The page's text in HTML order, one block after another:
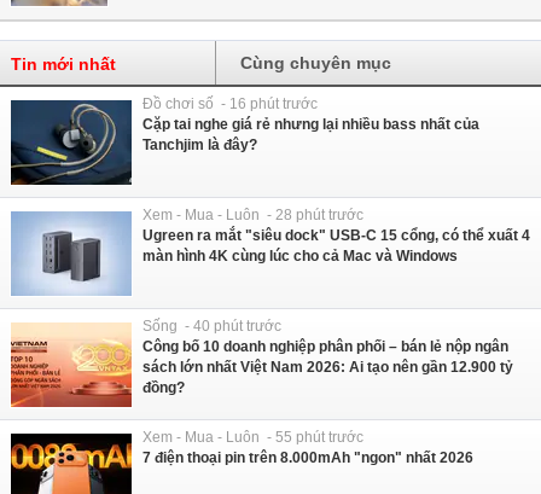
Tin mới nhất Cùng chuyên mục
Đồ chơi số - 16 phút trước
Cặp tai nghe giá rẻ nhưng lại nhiều bass nhất của
Tanchjim là đây?
Xem - Mua - Luôn - 28 phút trước
Ugreen ra mắt "siêu dock" USB-C 15 cổng, có thể xuất 4
màn hình 4K cùng lúc cho cả Mac và Windows
Sống - 40 phút trước
Công bố 10 doanh nghiệp phân phối – bán lẻ nộp ngân
sách lớn nhất Việt Nam 2026: Ai tạo nên gần 12.900 tỷ
đồng?
Xem - Mua - Luôn - 55 phút trước
7 điện thoại pin trên 8.000mAh "ngon" nhất 2026